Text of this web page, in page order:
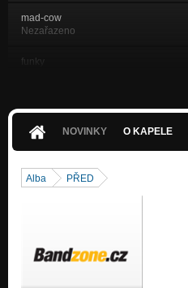
mad-cow
Nezařazeno
funky
KRACEJIC PO PRECHODU
Nezařazeno
NOVINKY O KAPELE
Alba PŘED